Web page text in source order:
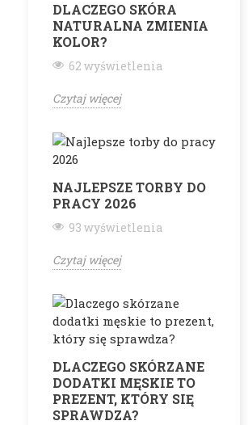
DLACZEGO SKÓRA
NATURALNA ZMIENIA
KOLOR?
62 wyświetlenia
Czytaj więcej
NAJLEPSZE TORBY DO
PRACY 2026
93 wyświetlenia
Czytaj więcej
DLACZEGO SKÓRZANE
DODATKI MĘSKIE TO
PREZENT, KTÓRY SIĘ
SPRAWDZA?